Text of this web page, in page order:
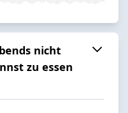
nicht
zu essen